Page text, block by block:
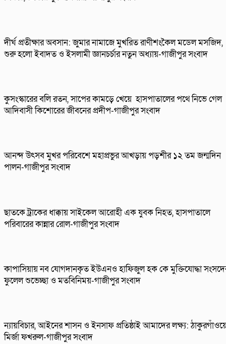
দীর্ঘ প্রতীক্ষার অবসান: জুমার নামাজে মুখরিত রাণীশংকৈল মডেল মসজিদ,
শুরু হলো ইবাদত ও ইসলামী জ্ঞানচর্চার নতুন অধ্যায়-গাজীপুর সংবাদ
কুসংস্কারের বলি রতন, সাপের কামড়ে খেয়ে হাসপাতালের পথে নিভে গেল
আদিবাসী কিশোরের জীবনের প্রদীপ-গাজীপুর সংবাদ
আনন্দ উৎসব মুখর পরিবেশে মহাপ্রভুর আখড়ায় পড়শীর ১২ তম জন্মদিন
পালন-গাজীপুর সংবাদ
ছাতকে ট্রাকের ধাক্কায় সাইকেল আরোহী এক যুবক নিহত, হাসপাতালে
পরিবারের কান্নার রোল-গাজীপুর সংবাদ
কাপাসিয়ায় নব যোগদানকৃত ইউএনও হাফিজুল হক কে মুক্তিযোদ্ধা
ফুলেল শুভেচ্ছা ও মতবিনিময়-গাজীপুর সংবাদ
ন্যায়বিচার, আইনের শাসন ও ইনসাফ প্রতিষ্ঠাই আমাদের লক্ষ্য:
মির্জা ফখরুল-গাজীপুর সংবাদ